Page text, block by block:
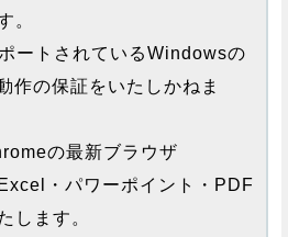
。
ートされているWindowsの
作の保証をいたしかねま
の最新ブラウザ
・パワーポイント・PDF
します。